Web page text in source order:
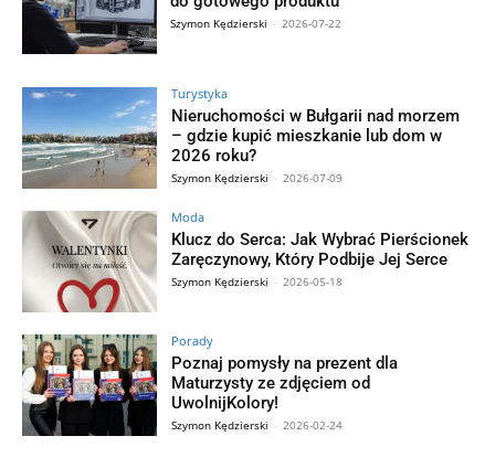
Szymon Kędzierski - 2026-07-22
Turystyka
Nieruchomości w Bułgarii nad morzem
– gdzie kupić mieszkanie lub dom w
2026 roku?
Szymon Kędzierski - 2026-07-09
Moda
Klucz do Serca: Jak Wybrać Pierścionek
Zaręczynowy, Który Podbije Jej Serce
Szymon Kędzierski - 2026-05-18
Porady
Poznaj pomysły na prezent dla
Maturzysty ze zdjęciem od
UwolnijKolory!
Szymon Kędzierski - 2026-02-24